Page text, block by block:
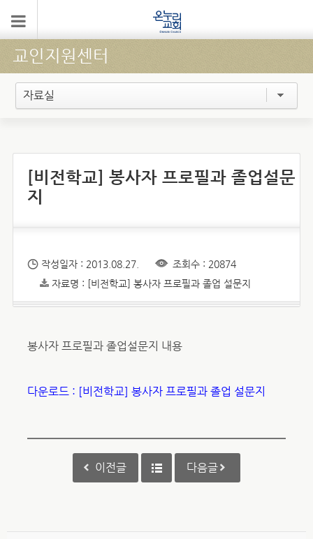
교인지원센터
자료실
[비전학교] 봉사자 프로필과 졸업설문
지
작성일자 : 2013.08.27.
조회수 : 20874
자료명 : [비전학교] 봉사자 프로필과 졸업 설문지
봉사자 프로필과 졸업설문지 내용
다운로드 : [비전학교] 봉사자 프로필과 졸업 설문지
이전글 다음글